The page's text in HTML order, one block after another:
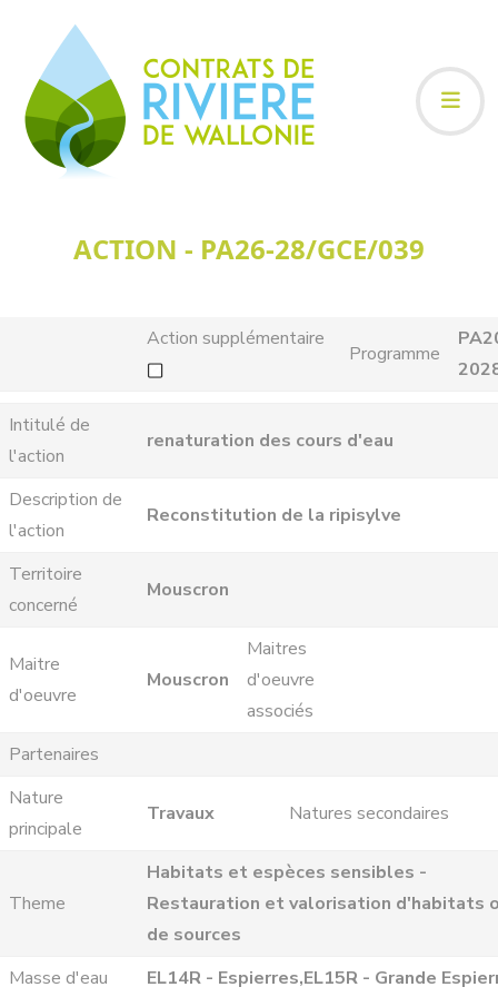
ACTION - PA26-28/GCE/039
Action supplémentaire
Programme
Intitulé de
l'action
renaturation des cours d'eau
Description de
l'action
Reconstitution de la ripisylve
Territoire
concerné
Mouscron
Maitre
d'oeuvre
Mouscron
Maitres
d'oeuvre
associés
Partenaires
Nature
principale
Travaux Natures secondaires
Theme
Habitats et espèces sensibles -
Restauration et valorisation d'habitats
de sources
Masse d'eau
EL14R - Espierres,EL15R - Grande